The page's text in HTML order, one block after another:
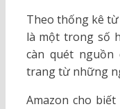
Theo thống kê từ
là một trong số
càn quét
trang từ những
Amazon cho